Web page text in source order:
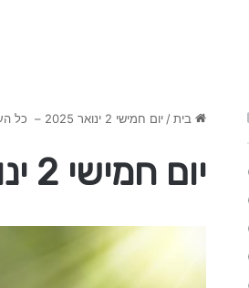
בית / יום חמישי 2 ינואר 2025 – כל העדכונים הפיננסיים
יום חמישי 2 ינואר 2025 – כל העדכונים הפיננסיים